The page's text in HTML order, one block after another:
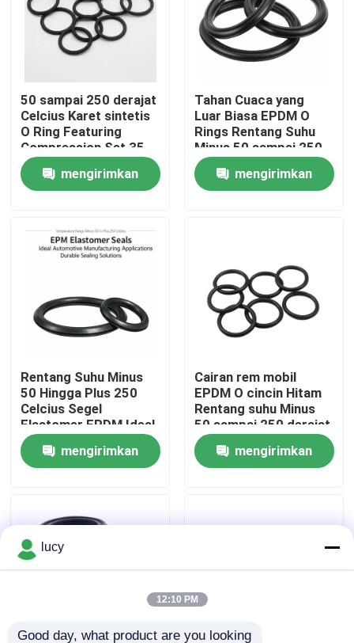
Rumah
Produk
Tentang kita
Wisata pabrik
Kontrol kualitas
karet o cincin
50 sampai 250 derajat
Celcius Karet sintetis
O Ring Featuring
Compression Set 35
persen Dirancang
untuk penguncian yang
tahan lama
mengirimkan
Tahan Cuaca yang
Luar Biasa EPDM O
Rings Rentang Suhu
Minus 50 sampai 250
derajat Celcius dengan
Tahan Abrasi yang
Lebih Tinggi
mengirimkan
Rentang Suhu Minus
50 Hingga Plus 250
Celcius Segel
Elastomer EPDM Ideal
untuk Aplikasi
Manufaktur Otomotif
Solusi Penyegelan
mengirimkan
Cairan rem mobil
EPDM O cincin Hitam
Rentang suhu Minus
50 sampai 250 derajat
Elemen penyegelan
untuk sistem mekanik
mengirimkan
lucy
12:10 PM
Good day, what product are you looking